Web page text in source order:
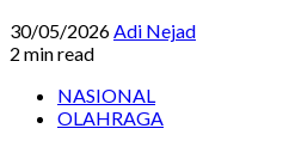
30/05/2026Adi Nejad
2 min read
NASIONAL
OLAHRAGA